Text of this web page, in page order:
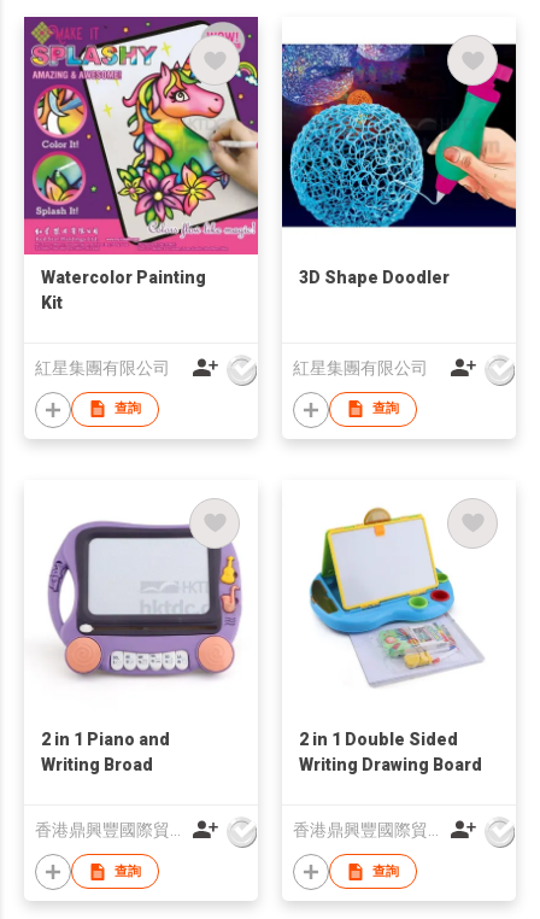
Watercolor Painting
Kit
紅星集團有限公司
查詢
3D Shape Doodler
紅星集團有限公司
查詢
2 in 1 Piano and
Writing Broad
查詢
2 in 1 Double Sided
Writing Drawing Board
查詢